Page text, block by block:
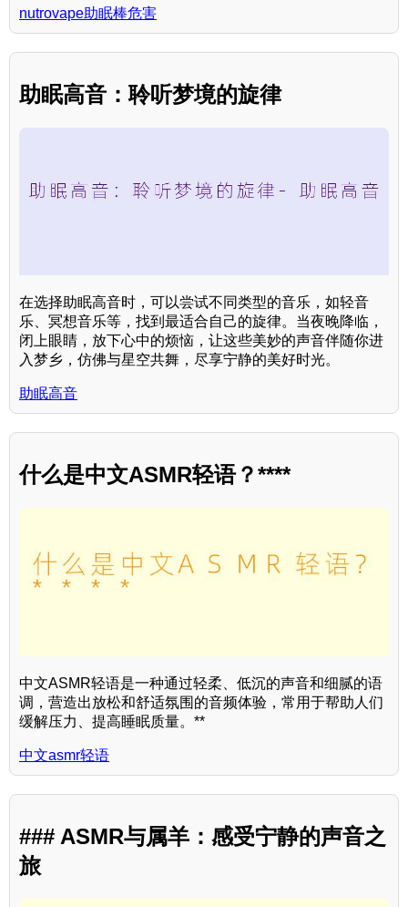
nutrovape助眠棒危害
助眠高音：聆听梦境的旋律
在选择助眠高音时，可以尝试不同类型的音乐，如轻音
乐、冥想音乐等，找到最适合自己的旋律。当夜晚降临，
闭上眼睛，放下心中的烦恼，让这些美妙的声音伴随你进
入梦乡，仿佛与星空共舞，尽享宁静的美好时光。
助眠高音
什么是中文ASMR轻语？****
中文ASMR轻语是一种通过轻柔、低沉的声音和细腻的语
调，营造出放松和舒适氛围的音频体验，常用于帮助人们
缓解压力、提高睡眠质量。**
中文asmr轻语
### ASMR与属羊：感受宁静的声音之
旅